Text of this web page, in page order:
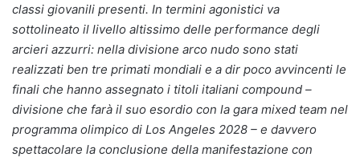
classi giovanili presenti. In termini agonistici va
sottolineato il livello altissimo delle performance degli
arcieri azzurri: nella divisione arco nudo sono stati
realizzati ben tre primati mondiali e a dir poco avvincenti le
finali che hanno assegnato i titoli italiani compound –
divisione che farà il suo esordio con la gara mixed team nel
programma olimpico di Los Angeles 2028 – e davvero
spettacolare la conclusione della manifestazione con